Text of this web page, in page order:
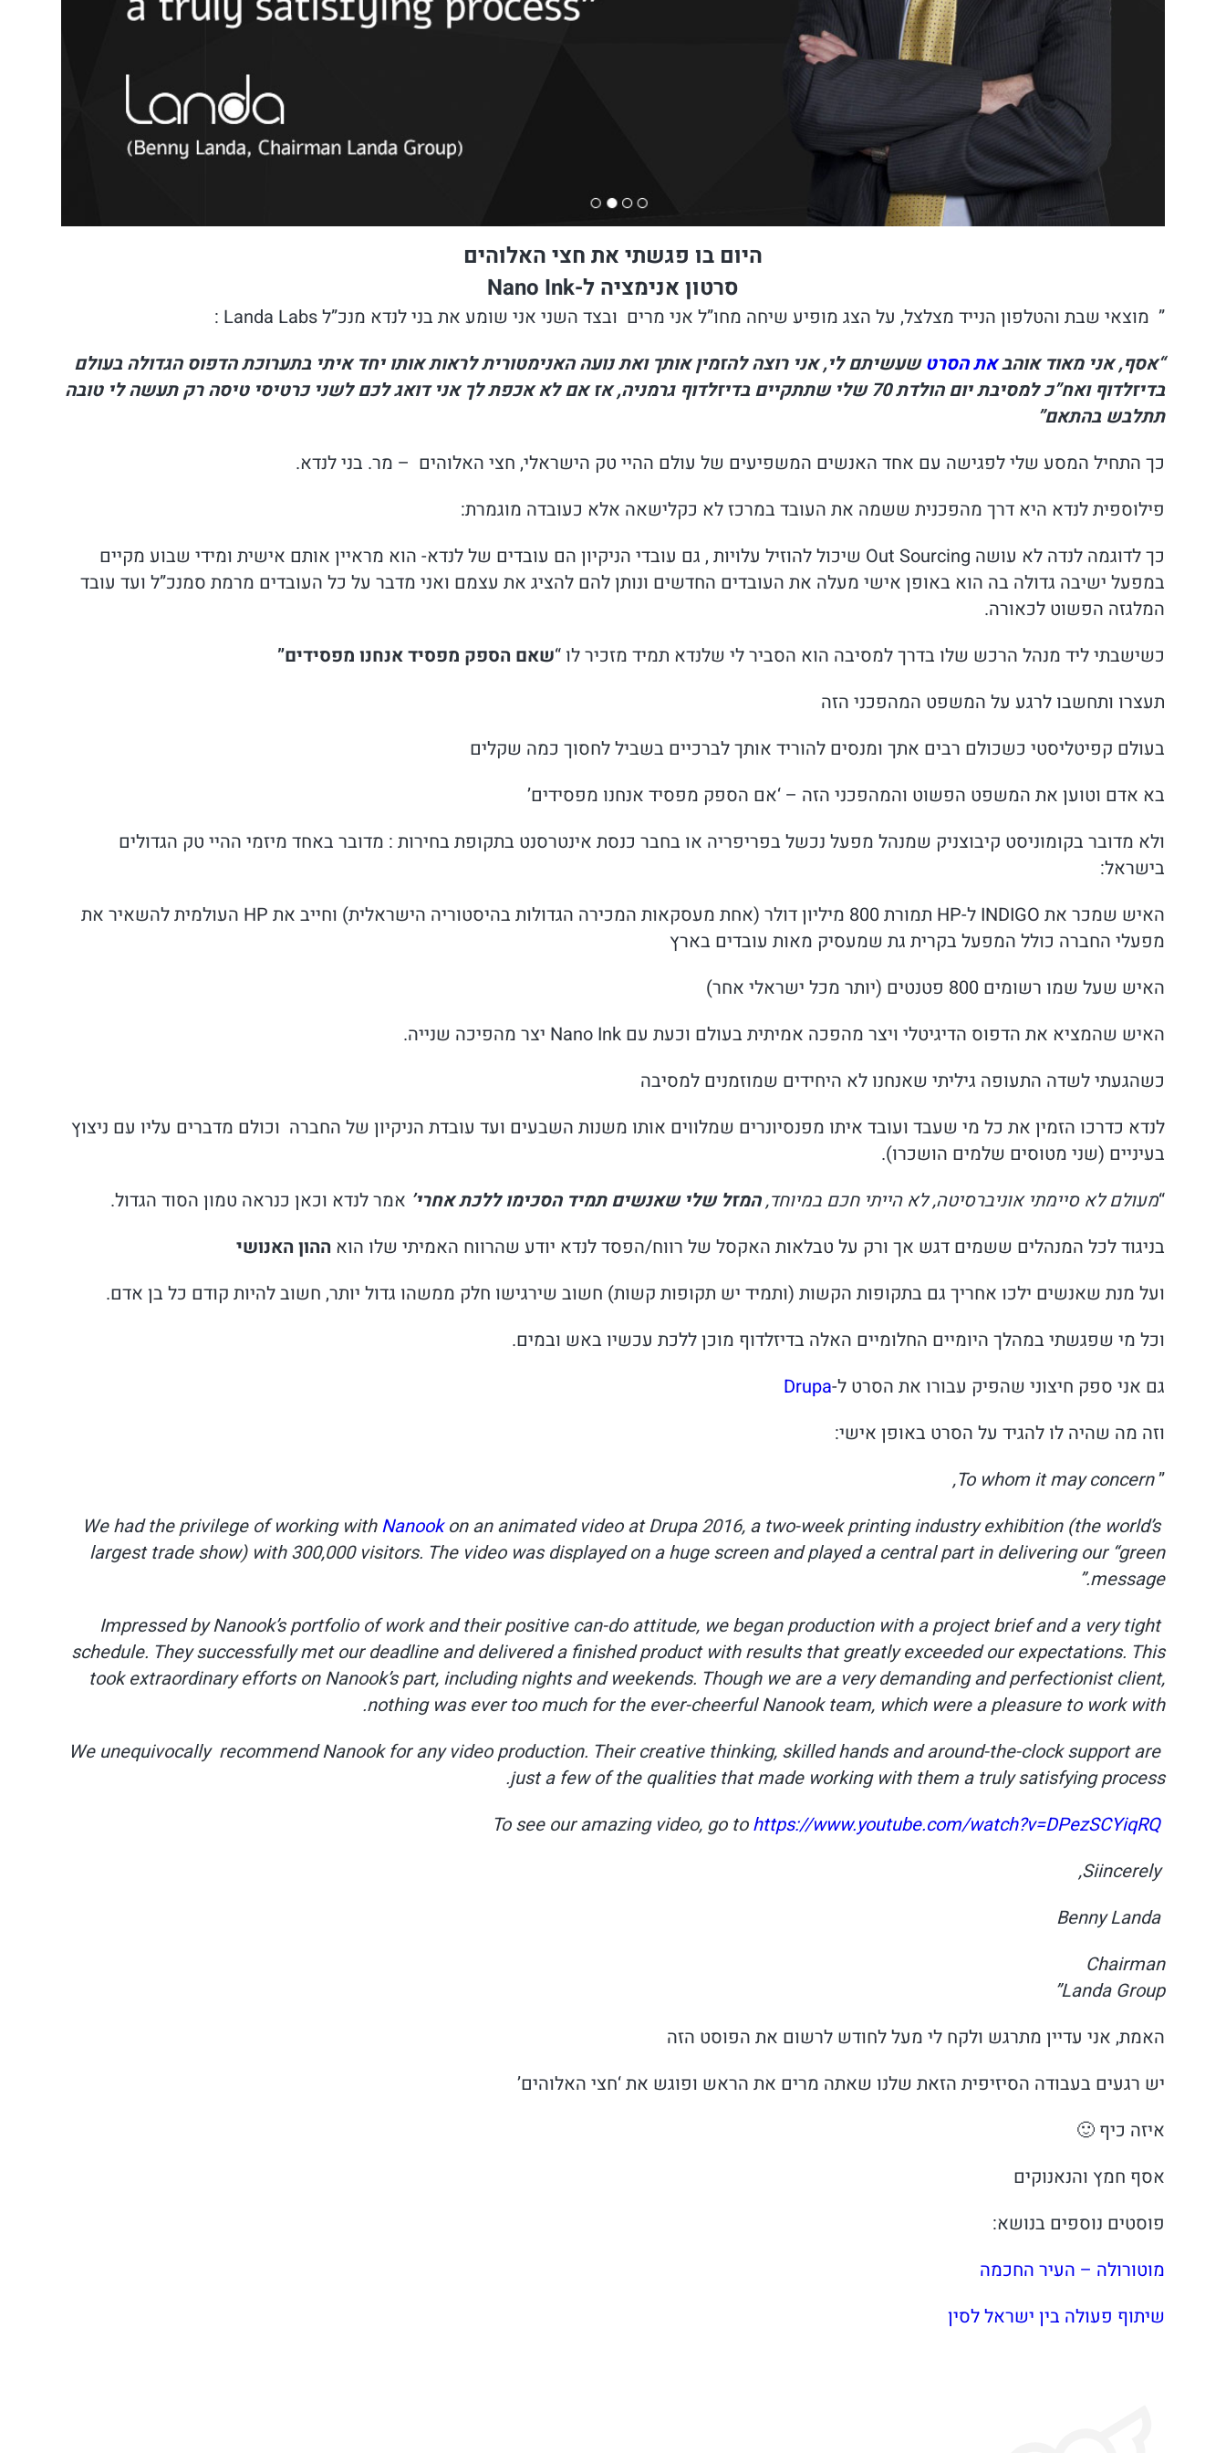
היום בו פגשתי את חצי האלוהים
סרטון אנימציה ל-Nano Ink
” מוצאי שבת והטלפון הנייד מצלצל, על הצג מופיע שיחה מחו”ל אני מרים ובצד השני אני שומע את בני לנדא מנכ”ל Landa Labs :
“אסף, אני מאוד אוהבאת הסרטשעשיתם לי, אני רוצה להזמין אותך ואת נועה האנימטורית לראות אותו יחד איתי בתערוכת הדפוס הגדולה בעולם
בדיזלדוף ואח”כ למסיבת יום הולדת 70 שלי שתתקיים בדיזלדוף גרמניה,
אז אם לא אכפת לך אני דואג לכם לשני כרטיסי טיסה רק תעשה לי טובה
תתלבש בהתאם”
כך התחיל המסע שלי לפגישה עם אחד האנשים המשפיעים של עולם ההיי טק הישראלי, חצי האלוהים – מר. בני לנדא.
פילוספית לנדא היא דרך מהפכנית ששמה את העובד במרכז לא כקלישאה אלא כעובדה מוגמרת:
כך לדוגמה לנדה לא עושה Out Sourcing שיכול להוזיל עלויות , גם עובדי הניקיון הם עובדים של לנדא- הוא מראיין אותם אישית ומידי שבוע מקיים
במפעל ישיבה גדולה בה הוא באופן אישי מעלה את העובדים החדשים ונותן להם להציג את עצמם ואני מדבר על כל העובדים מרמת סמנכ”ל ועד עובד
המלגזה הפשוט לכאורה.
כשישבתי ליד מנהל הרכש שלו בדרך למסיבה הוא הסביר לי שלנדא תמיד מזכיר לו “שאם הספק מפסיד אנחנו מפסידים”
תעצרו ותחשבו לרגע על המשפט המהפכני הזה
בעולם קפיטליסטי כשכולם רבים אתך ומנסים להוריד אותך לברכיים בשביל לחסוך כמה שקלים
בא אדם וטוען את המשפט הפשוט והמהפכני הזה – ‘אם הספק מפסיד אנחנו מפסידים’
ולא מדובר בקומוניסט קיבוצניק שמנהל מפעל נכשל בפריפריה או בחבר כנסת אינטרסנט בתקופת בחירות : מדובר באחד מיזמי ההיי טק הגדולים
בישראל:
האיש שמכר את INDIGO ל-HP תמורת 800 מיליון דולר (אחת מעסקאות המכירה הגדולות בהיסטוריה הישראלית) וחייב את HP העולמית להשאיר את
מפעלי החברה כולל המפעל בקרית גת שמעסיק מאות עובדים בארץ
האיש שעל שמו רשומים 800 פטנטים (יותר מכל ישראלי אחר)
האיש שהמציא את הדפוס הדיגיטלי ויצר מהפכה אמיתית בעולם וכעת עם Nano Ink יצר מהפיכה שנייה.
כשהגעתי לשדה התעופה גיליתי שאנחנו לא היחידים שמוזמנים למסיבה
לנדא כדרכו הזמין את כל מי שעבד ועובד איתו מפנסיונרים שמלווים אותו משנות השבעים ועד עובדת הניקיון של החברה וכולם מדברים עליו עם ניצוץ
בעיניים (שני מטוסים שלמים הושכרו).
“מעולם לא סיימתי אוניברסיטה, לא הייתי חכם במיוחד,המזל שלי שאנשים תמיד הסכימו ללכת אחרי’ אמר לנדא וכאן כנראה טמון הסוד הגדול.
בניגוד לכל המנהלים ששמים דגש אך ורק על טבלאות האקסל של רווח/הפסד לנדא יודע שהרווח האמיתי שלו הוא ההון האנושי
ועל מנת שאנשים ילכו אחריך גם בתקופות הקשות (ותמיד יש תקופות קשות) חשוב שירגישו חלק ממשהו גדול יותר, חשוב להיות קודם כל בן אדם.
וכל מי שפגשתי במהלך היומיים החלומיים האלה בדיזלדוף מוכן ללכת עכשיו באש ובמים.
גם אני ספק חיצוני שהפיק עבורו את הסרט ל-Drupa
וזה מה שהיה לו להגיד על הסרט באופן אישי:
”
To whom it may concern,
We had the privilege of working withNanookon an animated video at Drupa 2016, a two-week printing industry exhibition (the world’s
largest trade show) with 300,000 visitors. The video was displayed on a huge screen and played a central part in delivering our “green
message.”
Impressed by Nanook’s portfolio of work and their positive can-do attitude, we began production with a project brief and a very tight
schedule. They successfully met our deadline and delivered a finished product with results that greatly exceeded our expectations. This
took extraordinary efforts on Nanook’s part, including nights and weekends. Though we are a very demanding and perfectionist client,
nothing was ever too much for the ever-cheerful Nanook team, which were a pleasure to work with.
We unequivocally recommend Nanook for any video production. Their creative thinking, skilled hands and around-the-clock support are
just a few of the qualities that made working with them a truly satisfying process.
To see our amazing video, go tohttps://www.youtube.com/watch?v=DPezSCYiqRQ
Siincerely,
Benny Landa
Chairman
Landa Group”
האמת, אני עדיין מתרגש ולקח לי מעל לחודש לרשום את הפוסט הזה
יש רגעים בעבודה הסיזיפית הזאת שלנו שאתה מרים את הראש ופוגש את ‘חצי האלוהים’
איזה כיף 🙂
אסף חמץ והנאנוקים
פוסטים נוספים בנושא:
מוטורולה – העיר החכמה
שיתוף פעולה בין ישראל לסין